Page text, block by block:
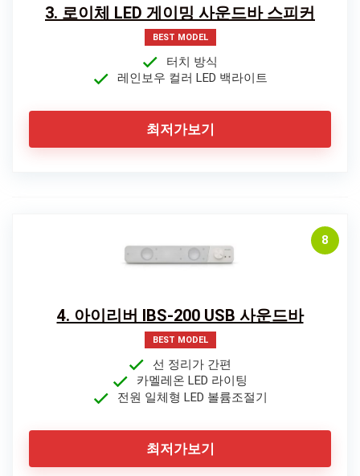
3. 로이체 LED 게이밍 사운드바 스피커
BEST MODEL
터치 방식
레인보우 컬러 LED 백라이트
최저가보기
8
4. 아이리버 IBS-200 USB 사운드바
BEST MODEL
선 정리가 간편
카멜레온 LED 라이팅
전원 일체형 LED 볼륨조절기
최저가보기